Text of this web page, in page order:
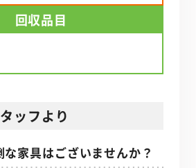
回収品目
ッフより
家具はございませんか？